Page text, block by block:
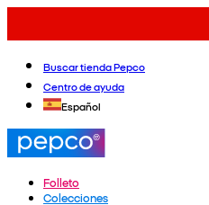
Buscar tienda Pepco
Centro de ayuda
Español
Folleto
Colecciones